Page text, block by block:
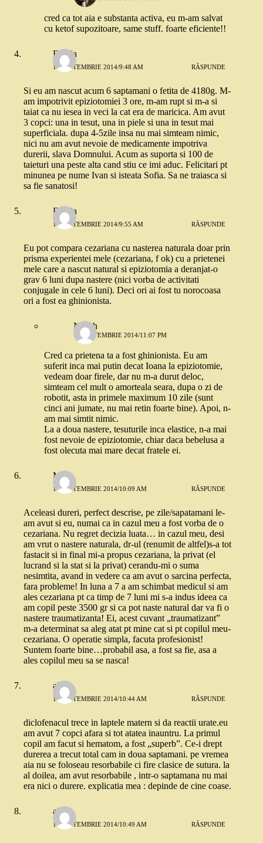
cred ca tot aia e substanta activa, eu m-am salvat
cu ketof supozitoare, same stuff. foarte eficiente!!
Emilia
10 SEPTEMBRIE 2014/9:48 AM RĂSPUNDE
Si eu am nascut acum 6 saptamani o fetita de 4180g. M-
am impotrivit epiziotomiei 3 ore, m-am rupt si m-a si
taiat ca nu iesea in veci la cat era de maricica. Am avut
3 copci: una in tesut, una in piele si una in tesut mai
superficiala. dupa 4-5zile insa nu mai simteam nimic,
nici nu am avut nevoie de medicamente impotriva
durerii, slava Domnului. Acum as suporta si 100 de
taieturi una peste alta cand stiu ce imi aduc. Felicitari pt
minunea pe nume Ivan si isteata Sofia. Sa ne traiasca si
sa fie sanatosi!
Emilia
10 SEPTEMBRIE 2014/9:55 AM RĂSPUNDE
Eu pot compara cezariana cu nasterea naturala doar prin
prisma experientei mele (cezariana, f ok) cu a prietenei
mele care a nascut natural si epiziotomia a deranjat-o
grav 6 luni dupa nastere (nici vorba de activitati
conjugale in cele 6 luni). Deci ori ai fost tu norocoasa
ori a fost ea ghinionista.
Nusch
12 SEPTEMBRIE 2014/11:07 PM
Cred ca prietena ta a fost ghinionista. Eu am
suferit inca mai putin decat Ioana la epiziotomie,
vedeam doar firele, dar nu m-a durut deloc,
simteam cel mult o amorteala seara, dupa o zi de
robotit, asta in primele maximum 10 zile (sunt
cinci ani jumate, nu mai retin foarte bine). Apoi, n-
am mai simtit nimic.
La a doua nastere, tesuturile inca elastice, n-a mai
fost nevoie de epiziotomie, chiar daca bebelusa a
fost olecuta mai mare decat fratele ei.
Mara
10 SEPTEMBRIE 2014/10:09 AM RĂSPUNDE
Aceleasi dureri, perfect descrise, pe zile/sapatamani le-
am avut si eu, numai ca in cazul meu a fost vorba de o
cezariana. Nu regret decizia luata… in cazul meu, desi
am vrut o nastere naturala, dr-ul (renumit de altfel)s-a tot
fastacit si in final mi-a propus cezariana, la privat (el
lucrand si la stat si la privat) cerandu-mi o suma
nesimtita, avand in vedere ca am avut o sarcina perfecta,
fara probleme! In luna a 7 a am schimbat medicul si am
ales cezariana pt ca timp de 7 luni mi s-a indus ideea ca
am copil peste 3500 gr si ca pot naste natural dar va fi o
nastere traumatizanta! Ei, acest cuvant „traumatizant”
m-a determinat sa aleg atat pt mine cat si pt copilul meu-
cezariana. O operatie simpla, facuta profesionist!
Suntem foarte bine…probabil asa, a fost sa fie, asa a
ales copilul meu sa se nasca!
alina
10 SEPTEMBRIE 2014/10:44 AM RĂSPUNDE
diclofenacul trece in laptele matern si da reactii urate.eu
am avut 7 copci afara si tot atatea inauntru. La primul
copil am facut si hematom, a fost „superb”. Ce-i drept
durerea a trecut total cam in doua saptamani. pe vremea
aia nu se foloseau resorbabile ci fire clasice de sutura. la
al doilea, am avut resorbabile , intr-o saptamana nu mai
era nici o durere. explicatia mea : depinde de cine coase.
alina
10 SEPTEMBRIE 2014/10:49 AM RĂSPUNDE